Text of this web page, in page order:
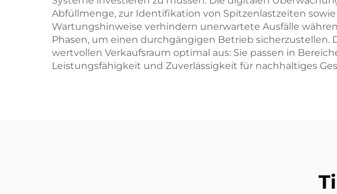
Abfüllmenge, zur Identifikation von Spitzenlastzeiten
Wartungshinweise verhindern unerwartete Ausfälle
Phasen, um einen durchgängigen Betrieb
wertvollen Verkaufsraum optimal aus: Sie passen in
Leistungsfähigkeit und Zuverlässigkeit für nachhaltiges